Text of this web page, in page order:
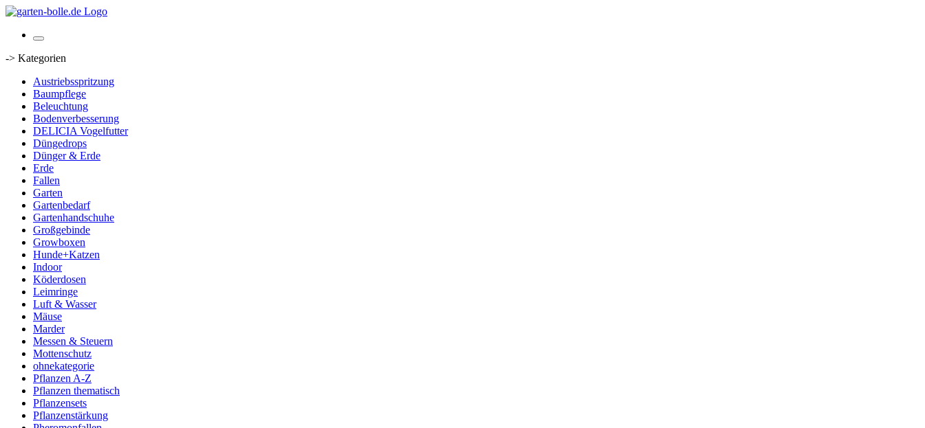
-> Kategorien
Austriebsspritzung
Baumpflege
Beleuchtung
Bodenverbesserung
DELICIA Vogelfutter
Düngedrops
Dünger & Erde
Erde
Fallen
Garten
Gartenbedarf
Gartenhandschuhe
Großgebinde
Growboxen
Hunde+Katzen
Indoor
Köderdosen
Leimringe
Luft & Wasser
Mäuse
Marder
Messen & Steuern
Mottenschutz
ohnekategorie
Pflanzen A-Z
Pflanzen thematisch
Pflanzensets
Pflanzenstärkung